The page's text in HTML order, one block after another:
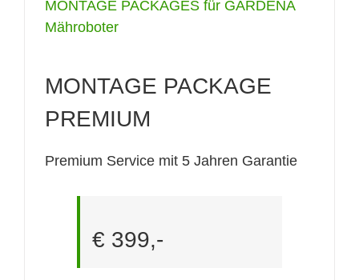
MONTAGE PACKAGES für GARDENA
Mähroboter
MONTAGE PACKAGE
PREMIUM
Premium Service mit 5 Jahren Garantie
€ 399,-